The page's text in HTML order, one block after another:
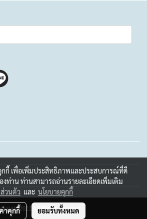
2022 All Rights Reserved.
กกี้ เพื่อเพิ่มประสิทธิภาพและประสบการณ์ที่ดี
งท่าน ท่านสามารถอ่านรายละเอียดเพิ่มเติม
วนตัว และ นโยบายคุกกี้
าคุกกี้ ยอมรับทั้งหมด